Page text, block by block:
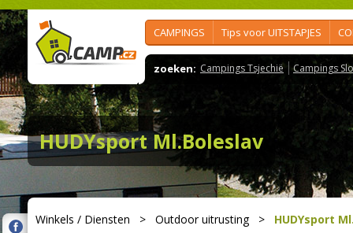
CAMPINGS Tips voor UITSTAPJES
zoeken: Campings Tsjechië Campings
HUDYsport Ml.Boleslav
Winkels / Diensten > Outdoor uitrusting> HUDYsport